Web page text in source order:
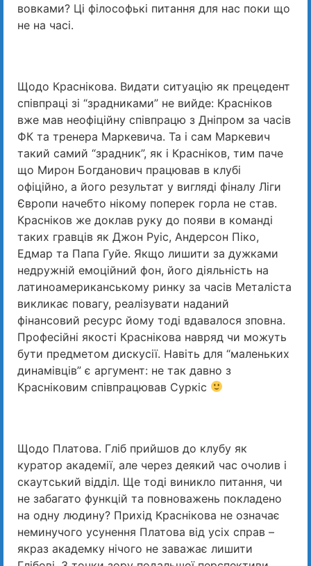
вовками? Ці філософькі питання для нас поки що
не на часі.
Щодо Краснікова. Видати ситуацію як прецедент
співпраці зі “зрадниками” не вийде: Красніков
вже мав неофіційну співпрацю з Дніпром за часів
ФК та тренера Маркевича. Та і сам Маркевич
такий самий “зрадник”, як і Красніков, тим паче
що Мирон Богданович працював в клубі
офіційно, а його результат у вигляді фіналу Ліги
Європи начебто нікому поперек горла не став.
Красніков же доклав руку до появи в команді
таких гравців як Джон Руіс, Андерсон Піко,
Едмар та Папа Гуйе. Якщо лишити за дужками
недружній емоційний фон, його діяльність на
латиноамериканському ринку за часів Металіста
викликає повагу, реалізувати наданий
фінансовий ресурс йому тоді вдавалося зповна.
Професійні якості Краснікова навряд чи можуть
бути предметом дискусії. Навіть для “маленьких
динамівців” є аргумент: не так давно з
Красніковим співпрацював Суркіс
Щодо Платова. Гліб прийшов до клубу як
куратор академії, але через деякий час очолив і
скаутський відділ. Ще тоді виникло питання, чи
не забагато функцій та повноважень покладено
на одну людину? Прихід Краснікова не означає
неминучого усунення Платова від усіх справ –
якраз академку нічого не заважає лишити